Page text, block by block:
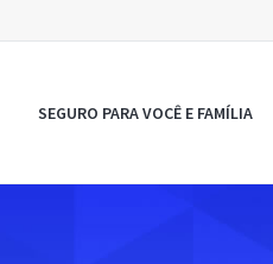
SEGURO PARA VOCÊ E FAMÍLIA